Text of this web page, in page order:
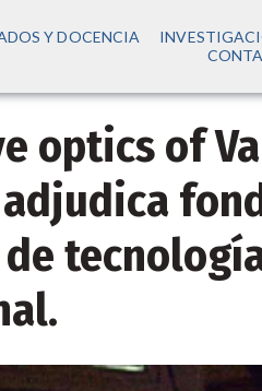
Y DOCENCIA
optics of
adjudica